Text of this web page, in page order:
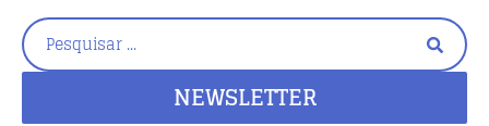
NEWSLETTER